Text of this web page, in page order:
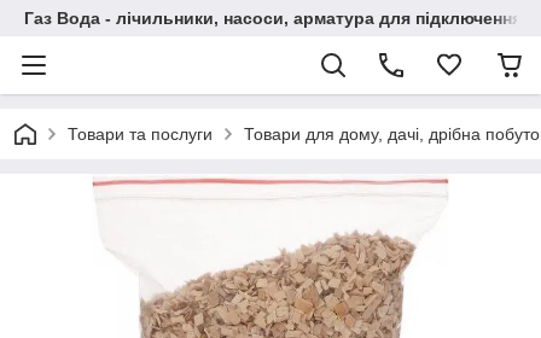
Газ Вода - лічильники, насоси, арматура для підключення,
Товари та послуги Товари для дому, дачі, дрібна